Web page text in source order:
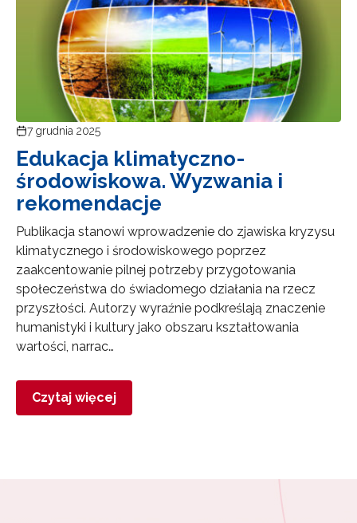
7 grudnia 2025
Edukacja klimatyczno-
środowiskowa. Wyzwania i
rekomendacje
Publikacja stanowi wprowadzenie do zjawiska kryzysu
klimatycznego i środowiskowego poprzez
zaakcentowanie pilnej potrzeby przygotowania
społeczeństwa do świadomego działania na rzecz
przyszłości. Autorzy wyraźnie podkreślają znaczenie
humanistyki i kultury jako obszaru kształtowania
wartości, narrac…
Czytaj więcej